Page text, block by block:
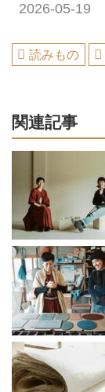
2026-05-19
読みもの
関連記事